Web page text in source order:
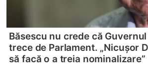
Băsescu nu crede că
trece de Parlament. „Nicușor
să facă o a treia nominalizare”